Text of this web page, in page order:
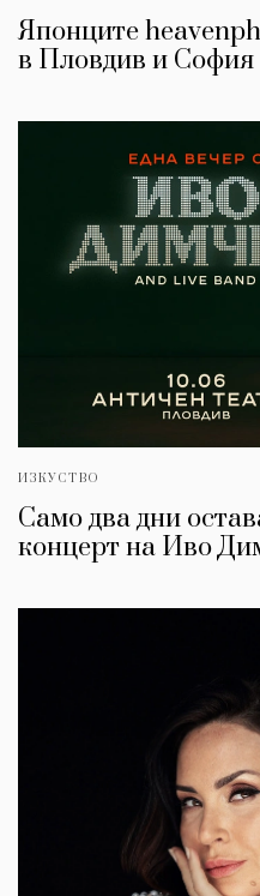
Японците
в Пловдив и София
ИЗКУСТВО
Само два дни
концерт на Иво